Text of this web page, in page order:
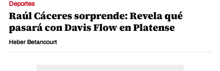
Deportes
Raúl Cáceres sorprende: Revela qué
pasará con Davis Flow en Platense
Heber Betancourt